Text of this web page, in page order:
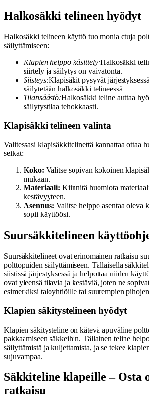
Halkosäkki telineen hyödyt
Halkosäkki telineen käyttö tuo monia etuja
säilyttämiseen:
Klapien helppo käsittely:Halkosäkki
siirtely ja säilytys on vaivatonta.
Siisteys:Klapisäkit pysyvät
säilytetään halkosäkki telineessä.
Tilansäästö:Halkosäkki teline auttaa
säilytystilaa tehokkaasti.
Klapisäkki telineen valinta
Valitessasi klapisäkkitelinettä kannattaa ottaa
seikat:
Koko: Valitse sopivan kokoinen
mukaan.
Materiaali: Kiinnitä huomiota
kestävyyteen.
Asennus: Valitse helppo asentaa oleva
sopii käyttöösi.
Suursäkkitelineen
Suursäkkitelineet ovat erinomainen ratkaisu
polttopuiden säilyttämiseen. Tällaisella
siistissä järjestyksessä ja helpottaa niiden
ovat yleensä tilavia ja kestäviä, joten ne
esimerkiksi taloyhtiöille tai suurempien
Klapien säkitystelineen hyödyt
Klapien säkitysteline on kätevä apuväline
pakkaamiseen säkkeihin. Tällainen teline
säilyttämistä ja kuljettamista, ja se tekee
sujuvampaa.
Säkkiteline klapeille – Osta
ratkaisu